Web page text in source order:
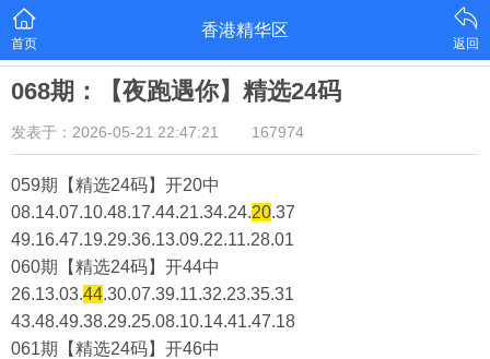
首页
香港精华区
返回
068期：【夜跑遇你】精选24码
发表于：2026-05-21 22:47:21 167974
059期【精选24码】开20中
08.14.07.10.48.17.44.21.34.24.20.37
49.16.47.19.29.36.13.09.22.11.28.01
060期【精选24码】开44中
26.13.03.44.30.07.39.11.32.23.35.31
43.48.49.38.29.25.08.10.14.41.47.18
061期【精选24码】开46中